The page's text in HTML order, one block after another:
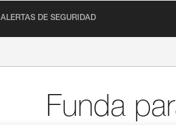
ALERTAS DE SEGURIDAD
Funda